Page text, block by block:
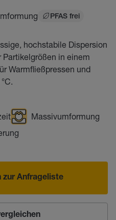
PFAS frei
hochstabile Dispersion
in einem
Warmfließpressen und
Massivumformung
zur Anfrageliste